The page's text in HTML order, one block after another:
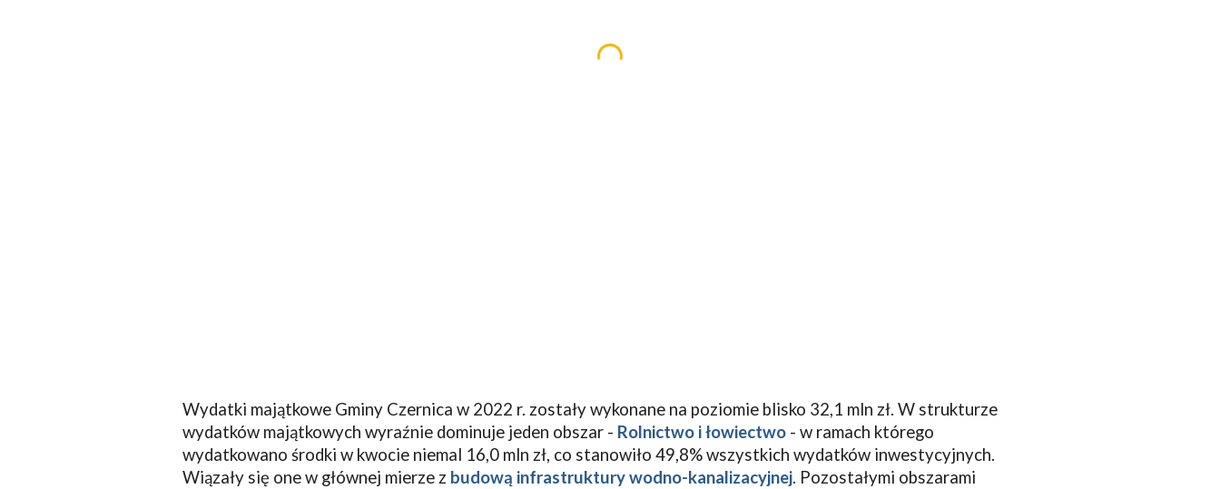
Wydatki majątkowe Gminy Czernica w 2022 r. zostały wykonane na poziomie blisko 32,1 mln zł. W strukturze
wydatków majątkowych wyraźnie dominuje jeden obszar - Rolnictwo i łowiectwo - w ramach którego
wydatkowano środki w kwocie niemal 16,0 mln zł, co stanowiło 49,8% wszystkich wydatków inwestycyjnych.
Wiązały się one w głównej mierze z budową infrastruktury wodno-kanalizacyjnej. Pozostałymi obszarami